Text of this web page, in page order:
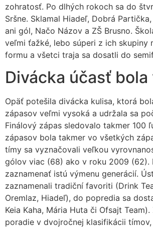
zohratosť. Po dlhých rokoch sa do
Sršne. Sklamal Hiadeľ, Dobrá
ani gól, Načo Názov a ZŠ Brusno.
veľmi ťažké, lebo súperi z ich skupiny
formu a všetci traja sa dosatli do
Divácka účasť bola
Opäť potešila divácka kulisa, ktorá
zápasov veľmi vysoká a udržala sa
Finálový zápas sledovalo takmer 100
zápasov bola takmer vo všetkých
tímy sa vyznačovali veľkou
gólov viac (68) ako v roku 2009 (62).
zaznamenať istú výmenu generácií.
zaznamenali tradiční favoriti (Drink
Oremlaz, Hiadeľ), do popredia sa
Keia Kaha, Mária Huta či Ofsajt
poradie v dvojročnej klasifikácii